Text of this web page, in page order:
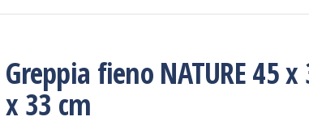
Greppia fieno NATURE 45 x
x 33 cm